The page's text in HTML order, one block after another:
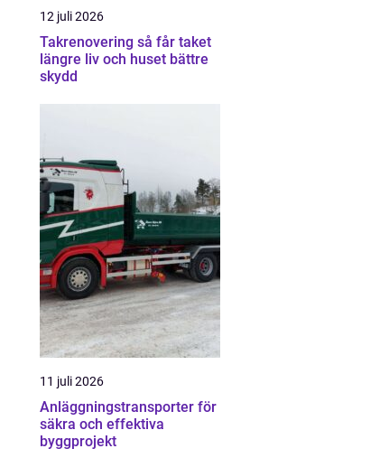
12 juli 2026
Takrenovering så får taket
längre liv och huset bättre
skydd
11 juli 2026
Anläggningstransporter för
säkra och effektiva
byggprojekt